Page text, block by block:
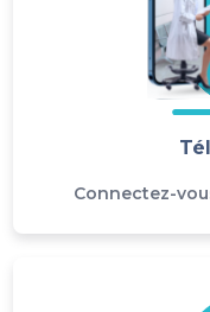
Connectez-